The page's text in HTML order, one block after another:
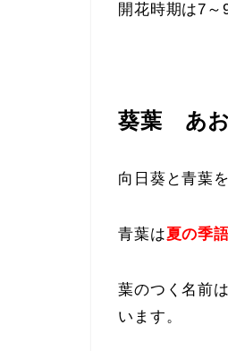
開花時期は7～
葵葉 あ
向日葵と青葉
青葉は夏の季
葉のつく名前は
います。